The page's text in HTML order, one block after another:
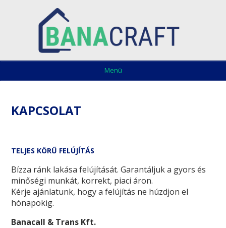
Menü
KAPCSOLAT
TELJES KÖRŰ FELÚJÍTÁS
Bízza ránk lakása felújítását. Garantáljuk a gyors és
minőségi munkát, korrekt, piaci áron.
Kérje ajánlatunk, hogy a felújítás ne húzdjon el
hónapokig.
Banacall & Trans Kft.